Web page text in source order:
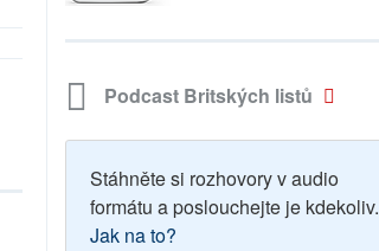
Podcast Britských listů
Stáhněte si rozhovory v audio
formátu a poslouchejte je kdekoliv.
Jak na to?